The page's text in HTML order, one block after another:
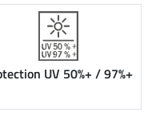
UV 50%+ / 97%+